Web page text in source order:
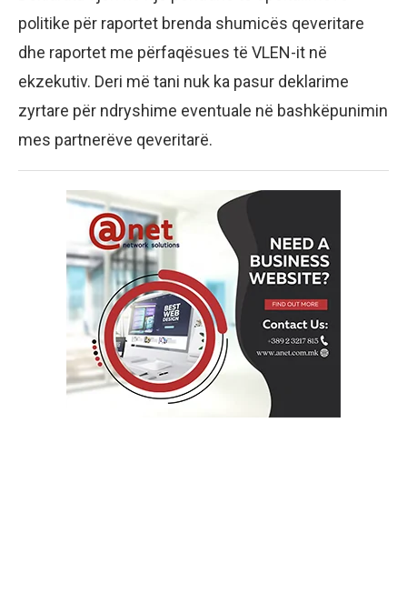
politike për raportet brenda shumicës qeveritare
dhe raportet me përfaqësues të VLEN-it në
ekzekutiv. Deri më tani nuk ka pasur deklarime
zyrtare për ndryshime eventuale në bashkëpunimin
mes partnerëve qeveritarë.